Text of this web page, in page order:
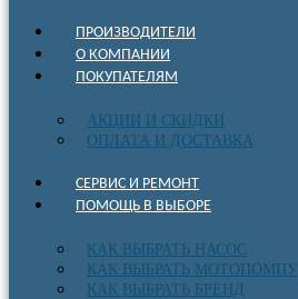
ПРОИЗВОДИТЕЛИ
О КОМПАНИИ
ПОКУПАТЕЛЯМ
АКЦИИ И СКИДКИ
ОПЛАТА И ДОСТАВКА
СЕРВИС И РЕМОНТ
ПОМОЩЬ В ВЫБОРЕ
КАК ВЫБРАТЬ НАСОС
КАК ВЫБРАТЬ МОТОПОМПУ
КАК ВЫБРАТЬ БРЕНД